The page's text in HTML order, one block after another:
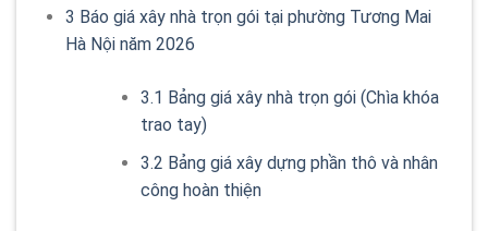
3 Báo giá xây nhà trọn gói tại phường Tương Mai
Hà Nội năm 2026
3.1 Bảng giá xây nhà trọn gói (Chìa khóa
trao tay)
3.2 Bảng giá xây dựng phần thô và nhân
công hoàn thiện